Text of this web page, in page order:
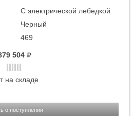
С электрической лебедкой
Черный
469
504
на складе
о поступлении